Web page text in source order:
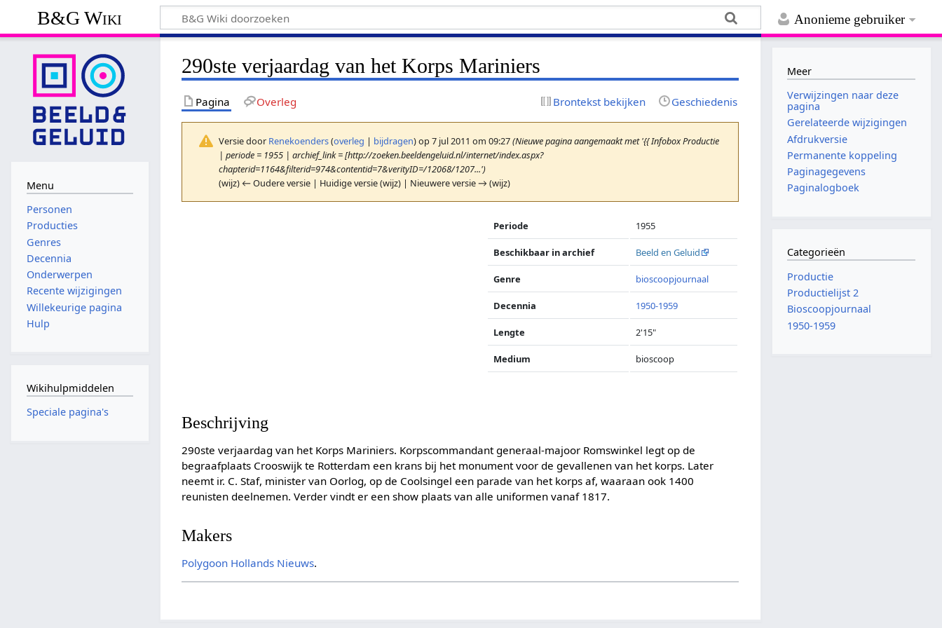
Anonieme gebruiker
B&G Wiki
290ste verjaardag van het Korps Mariniers
Pagina Overleg Brontekst bekijken Geschiedenis
Versie door Renekoenders(overleg | bijdragen)op 7 jul 2011 om 09:27(Nieuwe pagina aangemaakt met '{{ Infobox Productie
| periode = 1955 | archief_link = [http://zoeken.beeldengeluid.nl/internet/index.aspx?
chapterid=1164&filterid=974&contentid=7&verityID=/12068/1207...')
(wijz) ← Oudere versie | Huidige versie (wijz) | Nieuwere versie → (wijz)
Periode 1955
Beschikbaar in archief Beeld en Geluid
Genre bioscoopjournaal
Decennia 1950-1959
Lengte 2'15"
Medium bioscoop
Beschrijving
290ste verjaardag van het Korps Mariniers. Korpscommandant generaal-majoor Romswinkel legt op de
begraafplaats Crooswijk te Rotterdam een krans bij het monument voor de gevallenen van het korps. Later
neemt ir. C. Staf, minister van Oorlog, op de Coolsingel een parade van het korps af, waaraan ook 1400
reunisten deelnemen. Verder vindt er een show plaats van alle uniformen vanaf 1817.
Makers
Polygoon Hollands Nieuws.
Menu
Personen
Producties
Genres
Decennia
Onderwerpen
Recente wijzigingen
Willekeurige pagina
Hulp
Wikihulpmiddelen
Speciale pagina's
Meer
Verwijzingen naar deze
pagina
Gerelateerde wijzigingen
Afdrukversie
Permanente koppeling
Paginagegevens
Paginalogboek
Categorieën
Productie
Productielijst 2
Bioscoopjournaal
1950-1959